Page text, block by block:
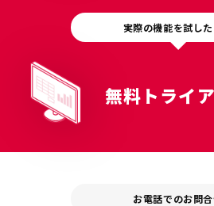
実際の機能を試し
無料トライ
お電話でのお問